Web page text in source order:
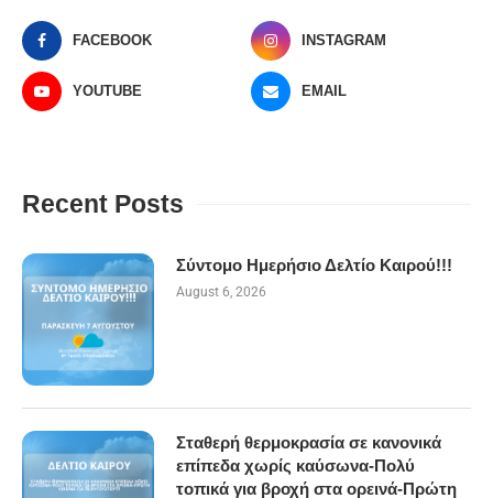
FACEBOOK INSTAGRAM
YOUTUBE EMAIL
Recent Posts
Σύντομο Ημερήσιο Δελτίο Καιρού!!!
August 6, 2026
Σταθερή θερμοκρασία σε κανονικά
επίπεδα χωρίς καύσωνα-Πολύ
τοπικά για βροχή στα ορεινά-Πρώτη